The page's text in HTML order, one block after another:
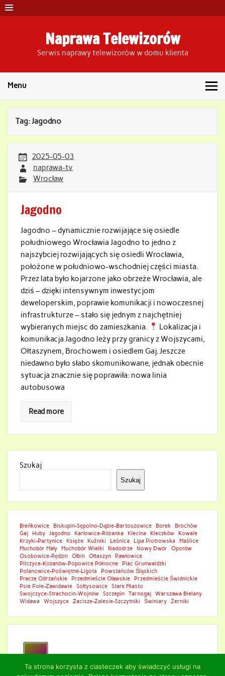
Skip
to
content
Naprawa Telewizorów
Serwis naprawy telewizorów w domu klienta
Menu
Tag:Jagodno
2025-05-03
naprawa-tv
Wrocław
Jagodno
Jagodno – dynamicznie rozwijające się osiedle
południowego Wrocławia Jagodno to jedno z
najszybciej rozwijających się osiedli Wrocławia,
położone w południowo-wschodniej części miasta.
Przez lata było kojarzone jako obrzeże Wrocławia, ale
dziś – dzięki intensywnym inwestycjom
deweloperskim, poprawie komunikacji i nowoczesnej
infrastrukturze – stało się jednym z najchętniej
wybieranych miejsc do zamieszkania.
Lokalizacja i
komunikacja Jagodno leży przy granicy z Wojszycami,
Ołtaszynem, Brochowem i osiedlem Gaj. Jeszcze
niedawno było słabo skomunikowane, jednak obecnie
sytuacja znacznie się poprawiła: nowa linia
autobusowa
Read more
Szukaj
Szukaj
Bieńkowice Biskupin-Sępolno-Dąbie-Bartoszowice Borek
Brochów
Gaj
Huby Jagodno Karłowice-Różanka Klecina Kleczków
Kowale
Krzyki-Partynice
Księże Kuźniki Leśnica Lipa Piotrowska
Maślice
Muchobór Mały
Muchobór Wielki Nadodrze Nowy Dwór
Oporów
Osobowice-Rędzin
Ołbin Ołtaszyn
Pawłowice
Pilczyce-Kozanów-Popowice Północne
Plac Grunwaldzki
Polanowice-Poświętne-Ligota
Powstańców Śląskich
Pracze Odrzańskie
Przedmieście Oławskie
Przedmieście Świdnickie
Psie Pole-Zawidawie
Sołtysowice
Stare Miasto
Swojczyce-Strachocin-Wojnów
Szczepin Tarnogaj
Warszawa Bielany
Widawa
Wojszyce Zacisze-Zalesie-Szczytniki Świniary Żerniki
Ta strona korzysta z ciasteczek aby świadczyć usługi na